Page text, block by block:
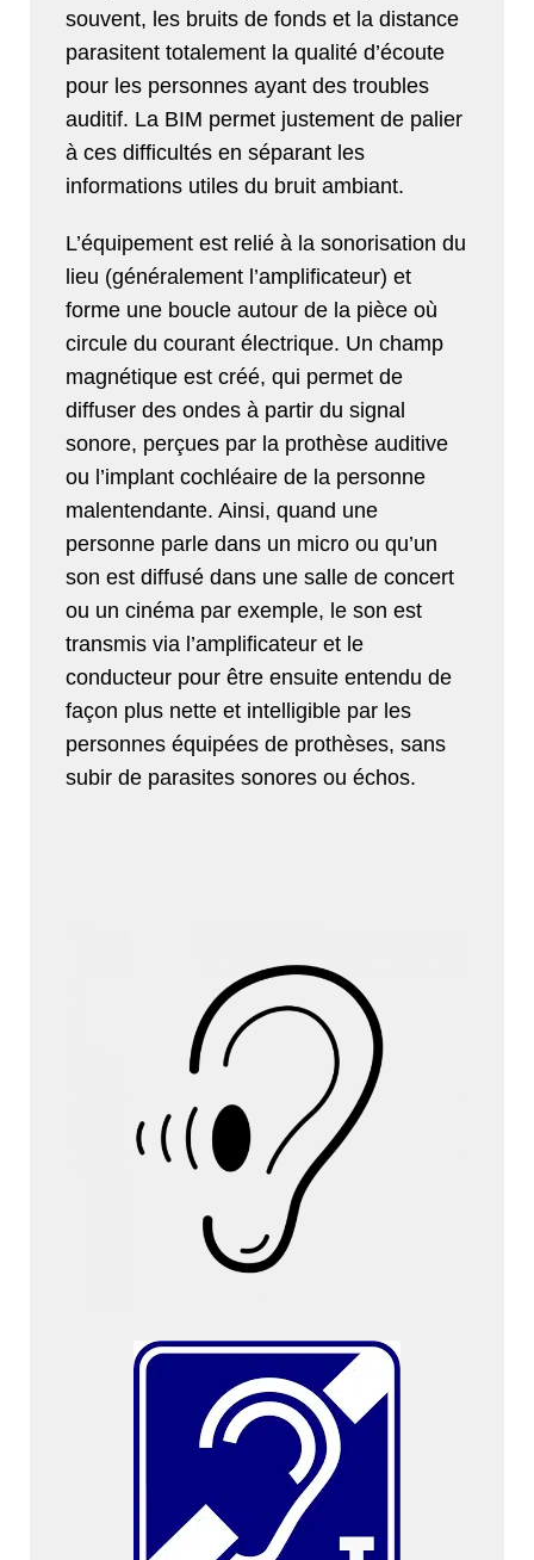
souvent, les bruits de fonds et la distance
parasitent totalement la qualité d’écoute
pour les personnes ayant des troubles
auditif. La BIM permet justement de palier
à ces difficultés en séparant les
informations utiles du bruit ambiant.
L’équipement est relié à la sonorisation du
lieu (généralement l’amplificateur) et
forme une boucle autour de la pièce où
circule du courant électrique. Un champ
magnétique est créé, qui permet de
diffuser des ondes à partir du signal
sonore, perçues par la prothèse auditive
ou l’implant cochléaire de la personne
malentendante. Ainsi, quand une
personne parle dans un micro ou qu’un
son est diffusé dans une salle de concert
ou un cinéma par exemple, le son est
transmis via l’amplificateur et le
conducteur pour être ensuite entendu de
façon plus nette et intelligible par les
personnes équipées de prothèses, sans
subir de parasites sonores ou échos.